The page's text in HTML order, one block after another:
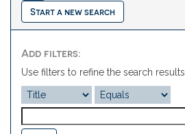
Start a new search
Add filters:
Use filters to refine the search results.